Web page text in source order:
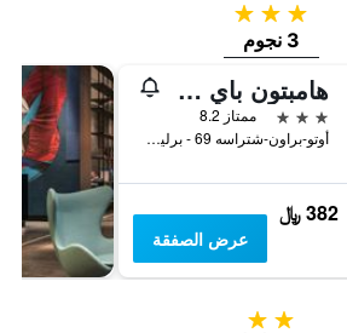
3 نجوم
3 نجوم
هامبتون باي هيلتون برلين سيتي سنتر ألكساندربلاتس
3 نجوم
ممتاز 8.2
أوتو-براون-شتراسه 69 - برلين, برلين, ألمانيا
382 ﷼
عرض الصفقة
2 نجمتين